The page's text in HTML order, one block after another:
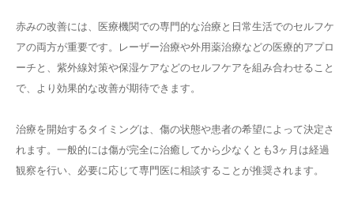
赤みの改善には、医療機関での専門的な治療と日常生活でのセルフケ
アの両方が重要です。レーザー治療や外用薬治療などの医療的アプロ
ーチと、紫外線対策や保湿ケアなどのセルフケアを組み合わせること
で、より効果的な改善が期待できます。
治療を開始するタイミングは、傷の状態や患者の希望によって決定さ
れます。一般的には傷が完全に治癒してから少なくとも3ヶ月は経過
観察を行い、必要に応じて専門医に相談することが推奨されます。